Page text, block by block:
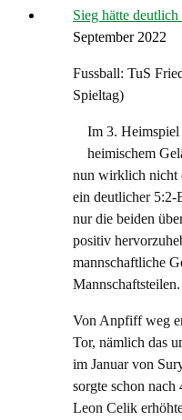
Sieg hätte
September 2022
Fussball: TuS
Spieltag)
Im 3. Heimspiel
heimischem
nun wirklich nicht
ein deutlicher 5:2-
nur die beiden
positiv
mannschaftliche
Mannschaftsteilen.
Von Anpfiff weg
Tor, nämlich das
im Januar von
sorgte schon
Leon Celik